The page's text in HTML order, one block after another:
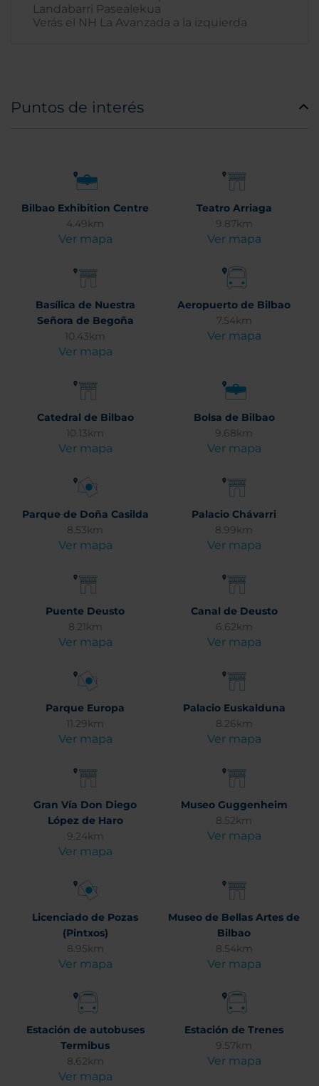
Landabarri Pasealekua
Verás el NH La Avanzada a la izquierda
Puntos de interés
Bilbao Exhibition Centre
4.49km
Ver mapa
Teatro Arriaga
9.87km
Ver mapa
Basílica de Nuestra
Señora de Begoña
10.43km
Ver mapa
Aeropuerto de Bilbao
7.54km
Ver mapa
Catedral de Bilbao
10.13km
Ver mapa
Bolsa de Bilbao
9.68km
Ver mapa
Parque de Doña Casilda
8.53km
Ver mapa
Palacio Chávarri
8.99km
Ver mapa
Puente Deusto
8.21km
Ver mapa
Canal de Deusto
6.62km
Ver mapa
Parque Europa
11.29km
Ver mapa
Palacio Euskalduna
8.26km
Ver mapa
Gran Vía Don Diego
López de Haro
9.24km
Ver mapa
Museo Guggenheim
8.52km
Ver mapa
Licenciado de Pozas
(Pintxos)
8.95km
Ver mapa
Museo de Bellas Artes de
Bilbao
8.54km
Ver mapa
Estación de autobuses
Termibus
8.62km
Ver mapa
Estación de Trenes
9.57km
Ver mapa